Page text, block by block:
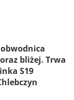
bliżej. Trwa
S19